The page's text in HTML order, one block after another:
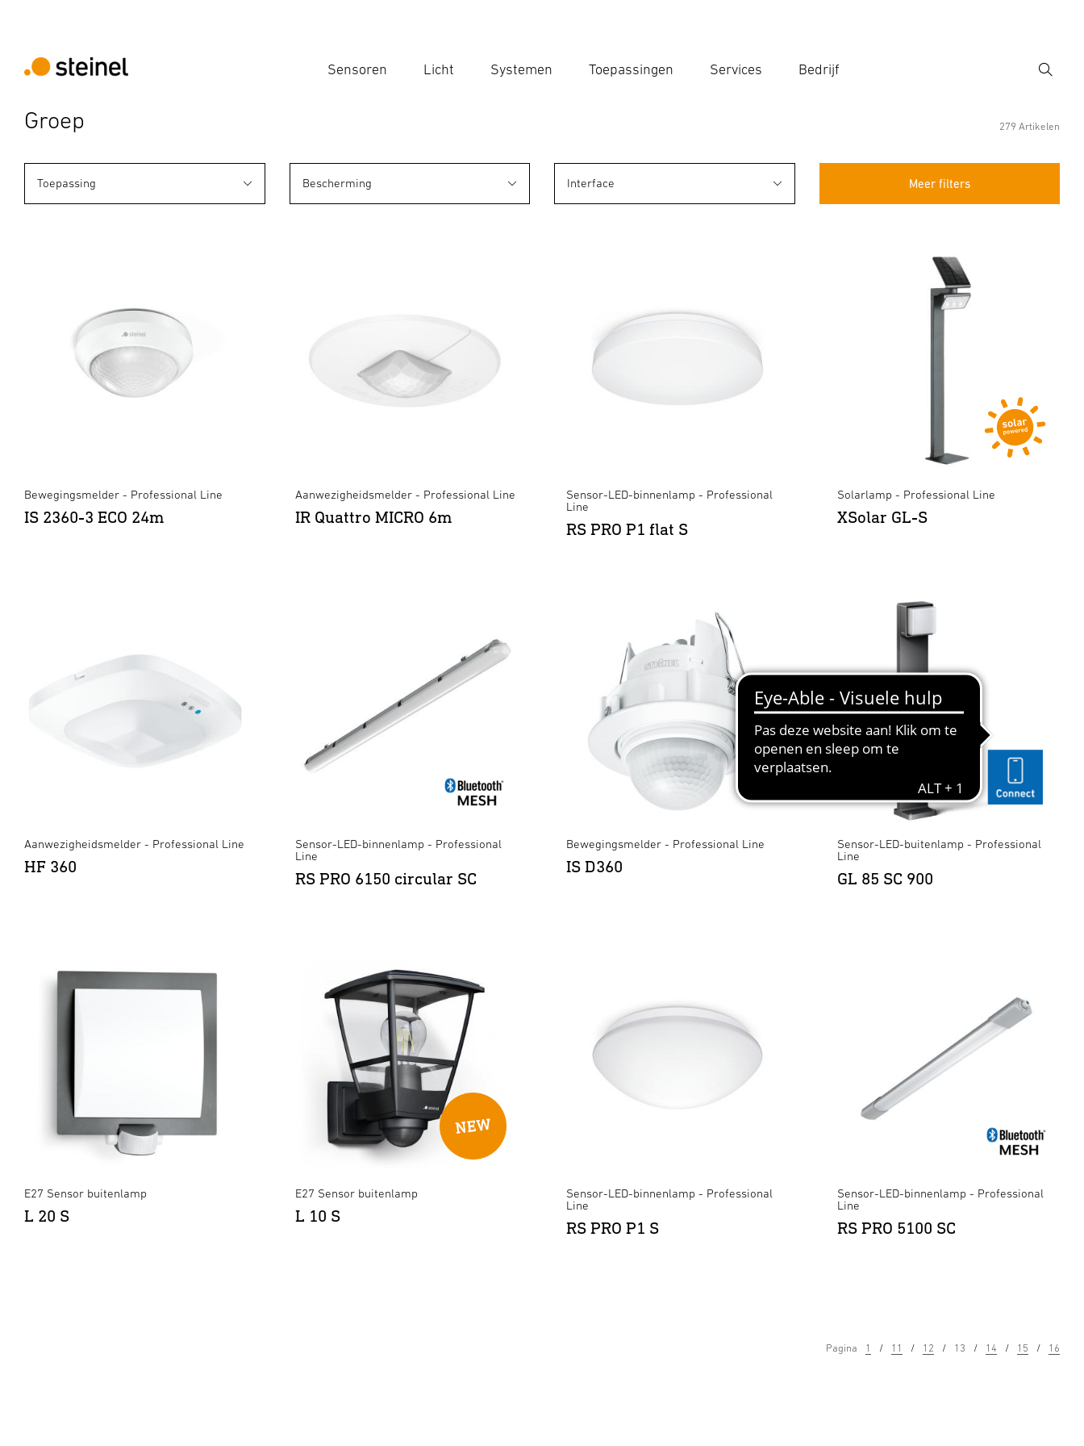
Sensoren Licht Systemen Toepassingen Services Bedrijf
Zoek
Groep 279 Artikelen
Meer filters
Toepassing Bescherming Interface
Bewegingsmelder - Professional Line
IS 2360-3 ECO 24m
Aanwezigheidsmelder - Professional Line
IR Quattro MICRO 6m
Sensor-LED-binnenlamp - Professional
Line
RS PRO P1 flat S
Solarlamp - Professional Line
XSolar GL-S
Aanwezigheidsmelder - Professional Line
HF 360
Sensor-LED-binnenlamp - Professional
Line
RS PRO 6150 circular SC
Bewegingsmelder - Professional Line
IS D360
Sensor-LED-buitenlamp - Professional
Line
GL 85 SC 900
E27 Sensor buitenlamp
L 20 S
E27 Sensor buitenlamp
L 10 S
Sensor-LED-binnenlamp - Professional
Line
RS PRO P1 S
Sensor-LED-binnenlamp - Professional
Line
RS PRO 5100 SC
Pagina 1 11 12 13 14 15 16